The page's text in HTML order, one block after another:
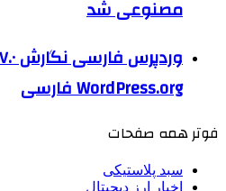
مصنوعی شد
WordPress.org فارسی
فوتر همه صفحات
سبد پلاستیکی
اخبار ارز دیجیتال